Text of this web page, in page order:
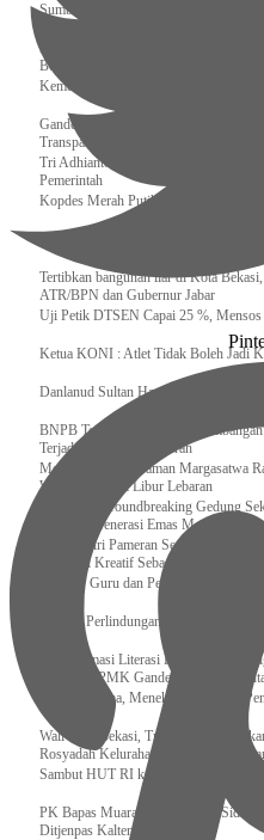
Sumber Daya Adalah Tantangan
Dukung Kelancaran Lalu Lintas Libur
Berlakukan Diskon Tarif Sebesar 20%
Kemenekraf – Kemeninves Perkuat
Gandeng KPK , Gus Ipul Memastikan
Transparan dan Tepat Sasaran
Tri Adhianto Katakan : Tarling
Pemerintah
Kopdes Merah Putih Instrumen
Presiden, Prabowo Subianto
Tertibkan bangunan liar di Kota
ATR/BPN dan Gubernur Jabar
Uji Petik DTSEN Capai 25 %,
Ketua KONI : Atlet Tidak Boleh Jadi
Danlanud Sultan Hasanuddin Ikuti
BNPB Terus Memantau
Terjadi di Beberapa Daerah
Menpar Pastikan Taman Margasatwa
Wisatawan Saat Libur Lebaran
Resmikan Groundbreaking Gedung
Ciptakan Generasi Emas Masa Depan
Menghadiri Pameran Seni Meiro
Ekonomi Kreatif Sebagai The New
120.067 Guru dan Pengawas PAI
Perkuat Perlindungan KI Kemenkum
Transformasi Literasi Keuangan dan
Kemenko PMK Gandeng Beberapa
Peduli Sesama, Menekraf Tekankan
Wali Kota Bekasi, Tri Adhianto
Rosyadah Kelurahan Jatirasa
Sambut HUT RI ke-81, Lapas
‎PK Bapas Muara Teweh Hadiri
Ditjenpas Kalteng